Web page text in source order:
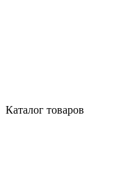
Каталог товаров